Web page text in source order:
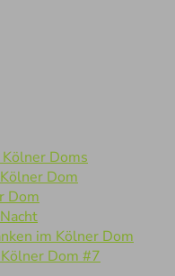
Doms
Dom
Dom
im Kölner Dom
Dom #7